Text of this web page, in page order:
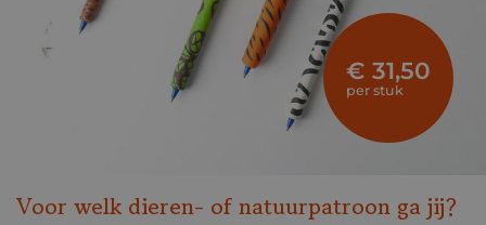
€ 31,50
per stuk
Voor welk dieren- of natuurpatroon ga jij?